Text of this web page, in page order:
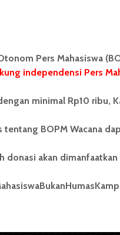
Wacana
secara mandiri
Universitas
salah satu Unit
dengan nama
USU yang berdiri
Pers Mahasiswa
independensi Pers
minimal Rp10 ribu,
tentang BOPM Wacana
donasi akan